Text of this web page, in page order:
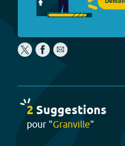
2Suggestions
pour "Granville"